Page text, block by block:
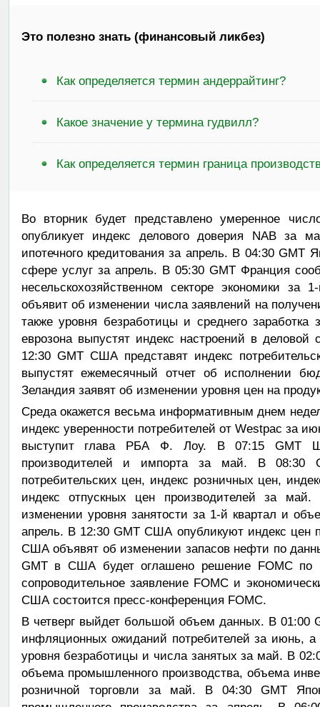
Это полезно знать (финансовый ликбез)
Как определяется термин андеррайтинг?
Какое значение у термина гудвилл?
Как определяется термин граница
Во вторник будет представлено умеренное
опубликует индекс делового доверия NAB за
ипотечного кредитования за апрель. В 04:30 GMT
сфере услуг за апрель. В 05:30 GMT Франция
несельскохозяйственном секторе экономики
объявит об изменении числа заявлений на
также уровня безработицы и среднего
еврозона выпустят индекс настроений в
12:30 GMT США представят индекс
выпустят ежемесячный отчет об исполнении
Зеландия заявят об изменении уровня цен на
Среда окажется весьма информативным днем
индекс уверенности потребителей от Westpac за
выступит глава РБА Ф. Лоу. В 07:15 GMT
производителей и импорта за май. В 08:30
потребительских цен, индекс розничных цен,
индекс отпускных цен производителей за
изменении уровня занятости за 1-й квартал и
апрель. В 12:30 GMT США опубликуют индекс цен
США объявят об изменении запасов нефти по
GMT в США будет оглашено решение FOMC по
сопроводительное заявление FOMC и
США состоится пресс-конференция FOMC.
В четверг выйдет большой объем данных. В 01:00
инфляционных ожиданий потребителей за июнь,
уровня безработицы и числа занятых за май. В
объема промышленного производства, объема
розничной торговли за май. В 04:30 GMT